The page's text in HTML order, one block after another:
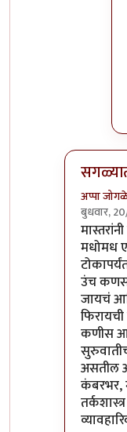
अप्पा
बुधवार,
In
मधोमध
उंच
जायचं
कणीस
असतील
कंबरभर,